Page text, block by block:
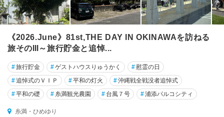
護
・
美
海
本
島
中
部
《2026.June》81st,THE DAY IN OKINAWAを訪ねる
旅そのⅢ～旅行貯金と追悼...
#旅行貯金 #ゲストハウスりゅうかく #慰霊の日
#追悼式のＶＩＰ #平和の灯火 #沖縄戦全戦没者追悼式
#平和の礎 # 糸満観光農園 # 台風７号 #浦添パルコシティ
糸満・ひめゆり